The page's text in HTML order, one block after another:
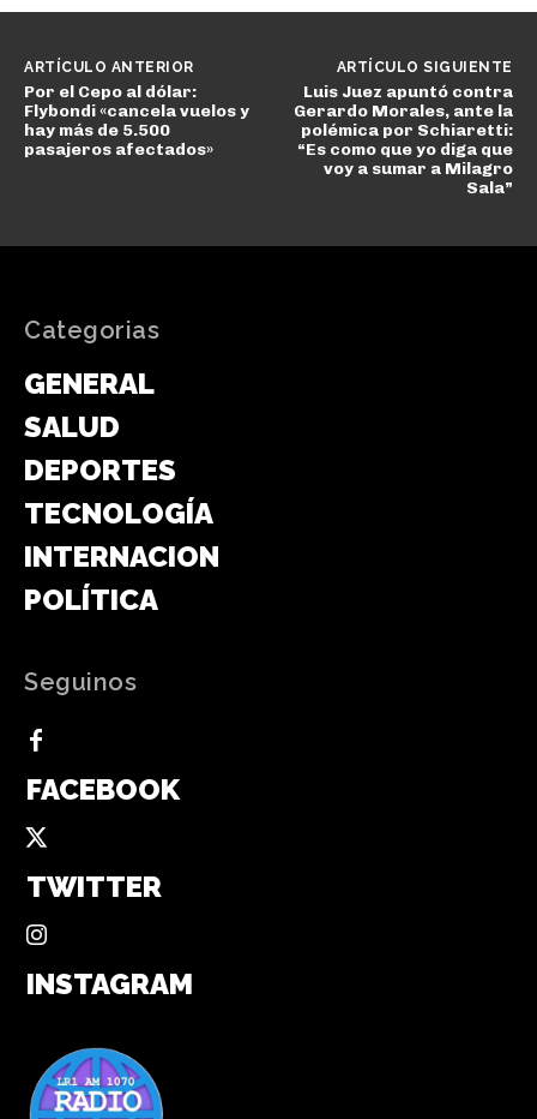
ARTÍCULO ANTERIOR
Por el Cepo al dólar:
Flybondi «cancela vuelos y
hay más de 5.500
pasajeros afectados»
ARTÍCULO SIGUIENTE
Luis Juez apuntó contra
Gerardo Morales, ante la
polémica por Schiaretti:
“Es como que yo diga que
voy a sumar a Milagro
Sala”
Categorias
GENERAL
SALUD
DEPORTES
TECNOLOGÍA
INTERNACIONAL
POLÍTICA
Seguinos
FACEBOOK
TWITTER
INSTAGRAM